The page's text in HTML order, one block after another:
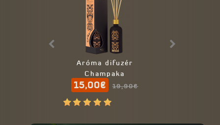
Aróma difuzér
Champaka
15,00€ 19,90€